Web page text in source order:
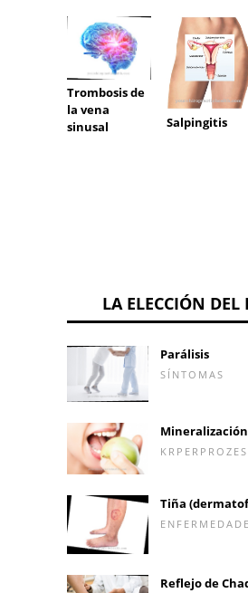
Trombosis de
la vena
sinusal
Salpingitis
LA ELECCIÓN DEL
Parálisis
SÍNTOMAS
Mineralización
Tiña
Reflejo de